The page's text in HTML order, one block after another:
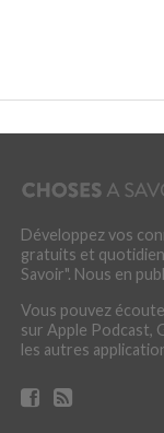
Développez vos
gratuits et
Savoir". Nous en
Vous pouvez
sur Apple Podcast,
les autres